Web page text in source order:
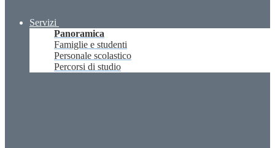
Servizi
Panoramica
Famiglie e studenti
Personale scolastico
Percorsi di studio